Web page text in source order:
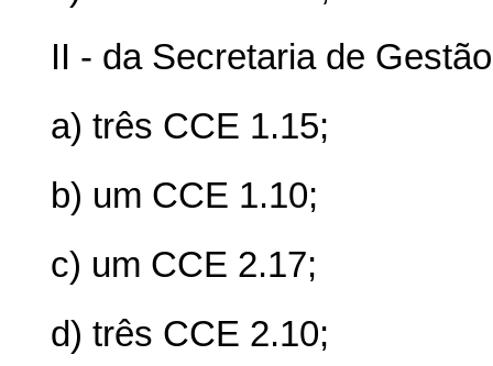
II - da Secretaria de
a) três CCE 1.15;
b) um CCE 1.10;
c) um CCE 2.17;
d) três CCE 2.10;